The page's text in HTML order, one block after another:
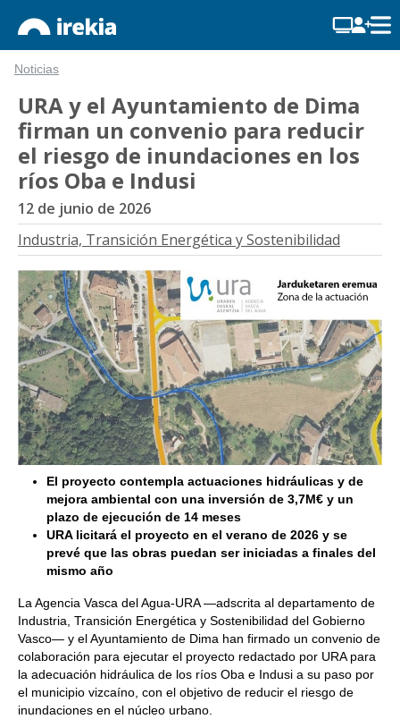
Noticias
URA y el Ayuntamiento de Dima
firman un convenio para reducir
el riesgo de inundaciones en los
ríos Oba e Indusi
12 de junio de 2026
Industria, Transición Energética y Sostenibilidad
El proyecto contempla actuaciones hidráulicas y de
mejora ambiental con una inversión de 3,7M€ y un
plazo de ejecución de 14 meses
URA licitará el proyecto en el verano de 2026 y se
prevé que las obras puedan ser iniciadas a finales del
mismo año
La Agencia Vasca del Agua-URA —adscrita al departamento de
Industria, Transición Energética y Sostenibilidad del Gobierno
Vasco— y el Ayuntamiento de Dima han firmado un convenio de
colaboración para ejecutar el proyecto redactado por URA para
la adecuación hidráulica de los ríos Oba e Indusi a su paso por
el municipio vizcaíno, con el objetivo de reducir el riesgo de
inundaciones en el núcleo urbano.